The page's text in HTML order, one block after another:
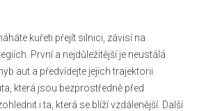
kuřeti přejít silnici, závisí na
První a nejdůležitější je neustálá
aut a předvídejte jejich trajektorii.
která jsou bezprostředně před
i ta, která se blíží vzdálenější. Další